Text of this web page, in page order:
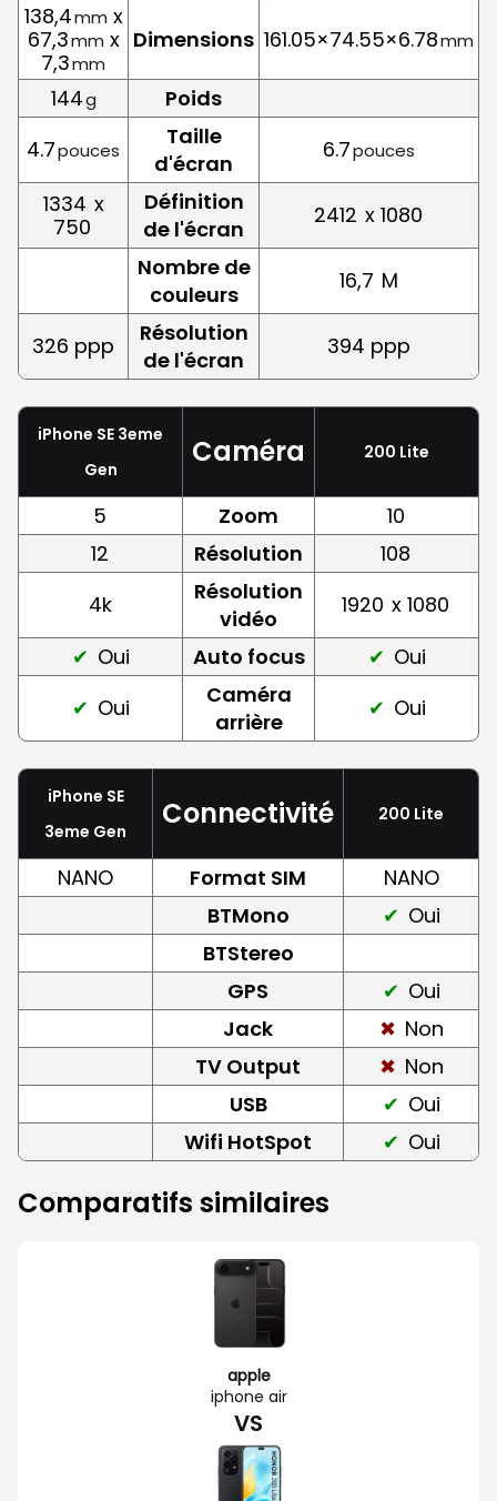
138,4mm x
67,3mm x
7,3mm
Dimensions 161.05×74.55×6.78mm
144g
Poids
4.7pouces
Taille
d'écran
6.7pouces
1334 x
750
Définition
de l'écran
2412 x 1080
Nombre de
couleurs
16,7 M
326 ppp
Résolution
de l'écran
394 ppp
iPhone SE 3eme
Gen
Caméra 200 Lite
5 Zoom
10
12
Résolution
108
4k
Résolution
vidéo
1920 x 1080
Oui
Auto focus
Oui
Oui
Caméra
arrière
Oui
iPhone SE
3eme Gen
Connectivité 200 Lite
NANO Format SIM
NANO
BTMono
Oui
BTStereo
GPS
Oui
Jack
Non
TV Output
Non
USB
Oui
Wifi HotSpot
Oui
Comparatifs similaires
apple
iphone air
VS